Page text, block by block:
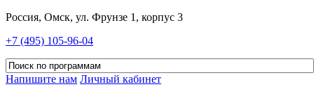
Россия, Омск, ул. Фрунзе 1, корпус 3
+7 (495) 105-96-04
Напишите нам Личный кабинет